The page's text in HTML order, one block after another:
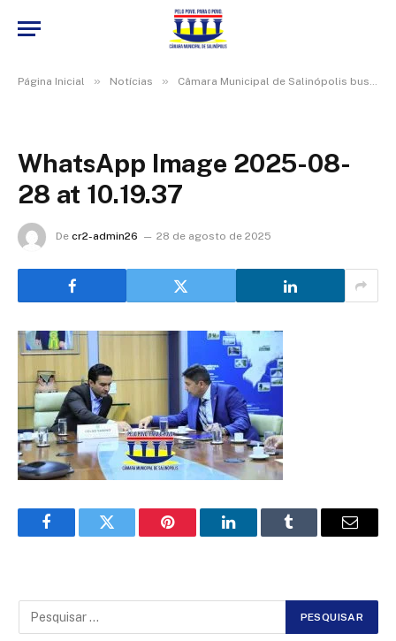
Página Inicial » Notícias » Câmara Municipal de Salinópolis busca investimentos no Ministério do Turismo
WhatsApp Image 2025-08-
28 at 10.19.37
De cr2-admin26 28 de agosto de 2025
FacebookTwitter Pinterest LinkedInTumblr Email